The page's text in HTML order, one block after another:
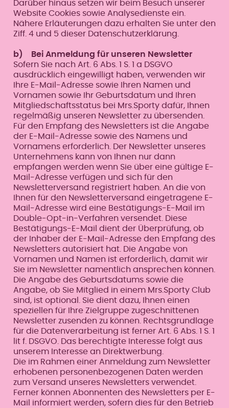
Darüber hinaus setzen wir beim Besuch unserer
Website Cookies sowie Analysedienste ein.
Nähere Erläuterungen dazu erhalten Sie unter den
Ziff. 4 und 5 dieser Datenschutzerklärung.
b) Bei Anmeldung für unseren Newsletter
Sofern Sie nach Art. 6 Abs. 1 S. 1 a DSGVO
ausdrücklich eingewilligt haben, verwenden wir
Ihre E-Mail-Adresse sowie Ihren Namen und
Vornamen sowie Ihr Geburtsdatum und Ihren
Mitgliedschaftsstatus bei Mrs.Sporty dafür, Ihnen
regelmäßig unseren Newsletter zu übersenden.
Für den Empfang des Newsletters ist die Angabe
der E-Mail-Adresse sowie des Namens und
Vornamens erforderlich. Der Newsletter unseres
Unternehmens kann von Ihnen nur dann
empfangen werden wenn Sie über eine gültige E-
Mail-Adresse verfügen und sich für den
Newsletterversand registriert haben. An die von
Ihnen für den Newsletterversand eingetragene E-
Mail-Adresse wird eine Bestätigungs-E-Mail im
Double-Opt-in-Verfahren versendet. Diese
Bestätigungs-E-Mail dient der Überprüfung, ob
der Inhaber der E-Mail-Adresse den Empfang des
Newsletters autorisiert hat. Die Angabe von
Vornamen und Namen ist erforderlich, damit wir
Sie im Newsletter namentlich ansprechen können.
Die Angabe des Geburtsdatums sowie die
Angabe, ob Sie Mitglied in einem Mrs.Sporty Club
sind, ist optional. Sie dient dazu, Ihnen einen
speziellen für Ihre Zielgruppe zugeschnittenen
Newsletter zusenden zu können. Rechtsgrundlage
für die Datenverarbeitung ist ferner Art. 6 Abs. 1 S. 1
lit f. DSGVO. Das berechtigte Interesse folgt aus
unserem Interesse an Direktwerbung.
Die im Rahmen einer Anmeldung zum Newsletter
erhobenen personenbezogenen Daten werden
zum Versand unseres Newsletters verwendet.
Ferner können Abonnenten des Newsletters per E-
Mail informiert werden, sofern dies für den Betrieb